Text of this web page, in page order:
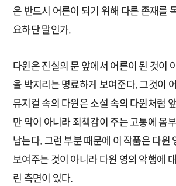
은 반드시 어른이 되기 위해 다른 존재를
요하단 말인가.
다윈은 진실의 문 앞에서 어른이 된 것이
을 박지리는 명료하게 보여준다. 그것이
뮤지컬 속의 다윈은 소설 속의 다윈처럼
만 악이 아니라 죄책감이 주는 고통에 몸
남는다. 그런 부분 때문에 이 작품은 다윈
보여주는 것이 아니라 다윈 영의 악행에
린 측면이 있다.